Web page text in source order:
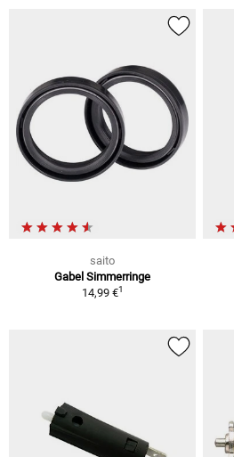
saito
Gabel Simmerringe
14,99 €1